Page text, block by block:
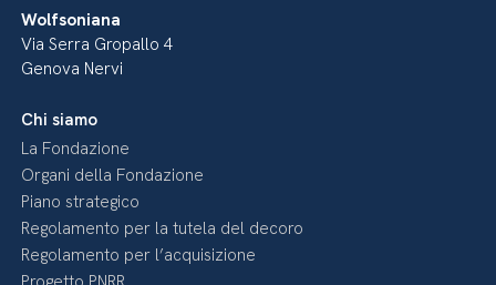
Wolfsoniana
Via Serra Gropallo 4
Genova Nervi
Chi siamo
La Fondazione
Organi della Fondazione
Piano strategico
Regolamento per la tutela del decoro
Regolamento per l’acquisizione